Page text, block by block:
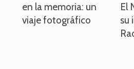
en la memoria: un
viaje fotográfico
El
su